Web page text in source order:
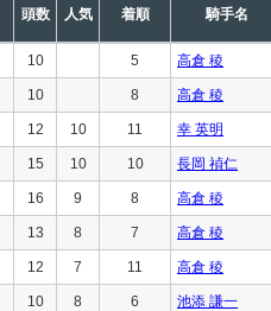
頭数 人気 着順 騎手名
10 5 高倉 稜
10 8 高倉 稜
12 10 11 幸 英明
15 10 10 長岡 禎仁
16 9 8 高倉 稜
13 8 7 高倉 稜
12 7 11 高倉 稜
10 8 6 池添 謙一